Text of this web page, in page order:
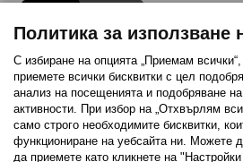
Последвайте ни:
FacebookTwitterYoutubePinterestInstagram
Политика за използване
С избиране на опцията „Приемам
приемете всички бисквитки с цел
анализ на посещенията и подобряване
активности. При избор на „Отхвърлям
само строго необходимитe бисквитки,
функциониране на уебсайта ни. Можете
да приемете като кликнете на